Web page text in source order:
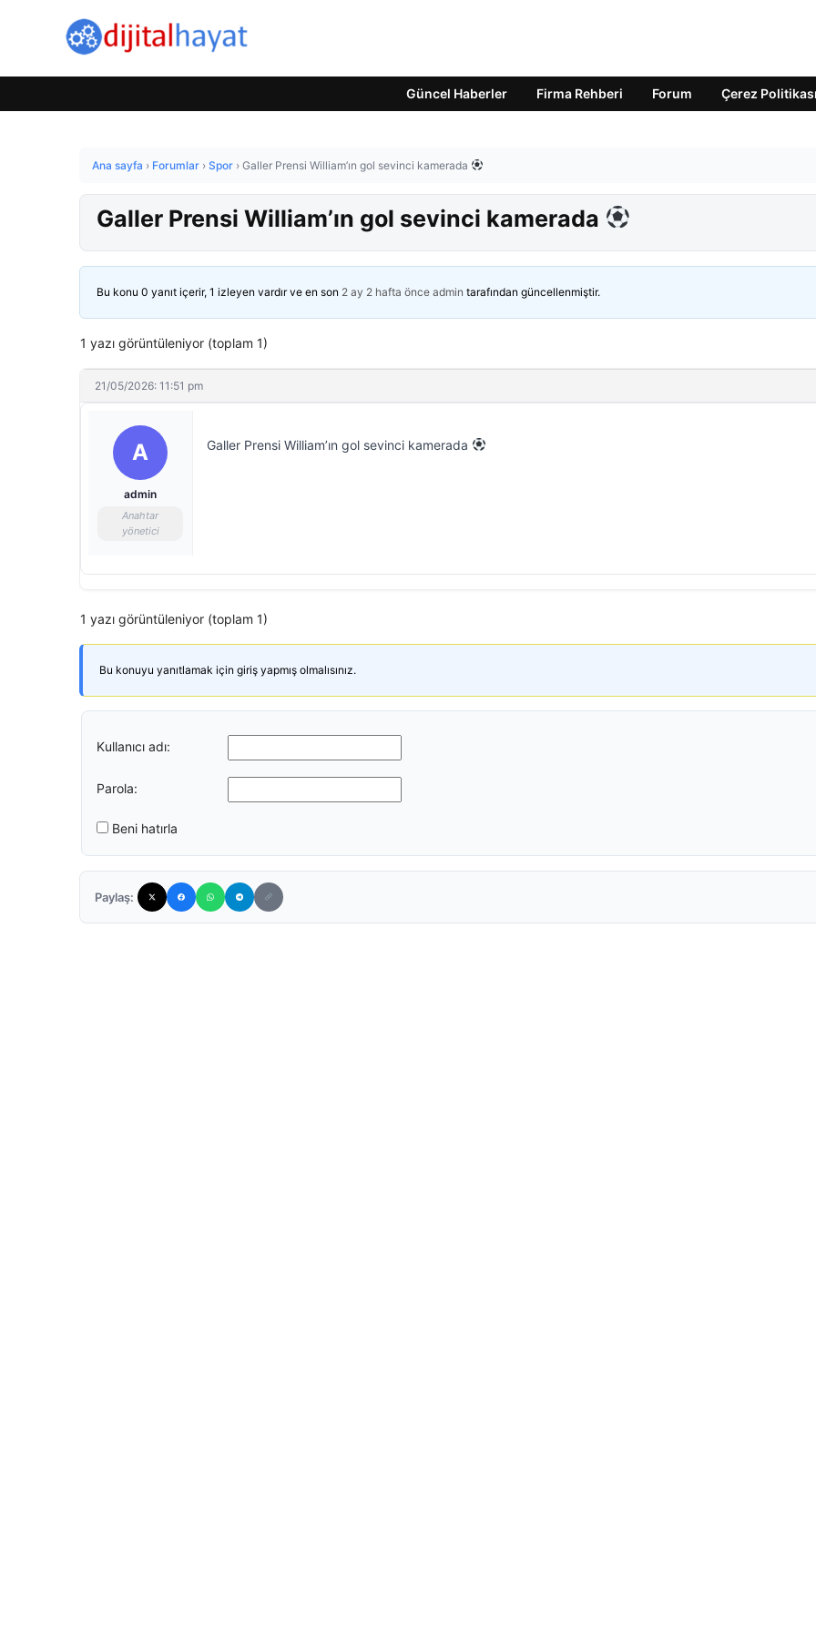
Güncel Haberler Firma Rehberi Forum Çerez Politikası
Ana sayfa › Forumlar › Spor › Galler Prensi William’ın gol sevinci kamerada
Galler Prensi William’ın gol sevinci kamerada
Bu konu 0 yanıt içerir, 1 izleyen vardır ve en son 2 ay 2 hafta önce admin tarafından güncellenmiştir.
1 yazı görüntüleniyor (toplam 1)
21/05/2026: 11:51 pm
A
admin
Anahtar
yönetici
Galler Prensi William’ın gol sevinci kamerada
1 yazı görüntüleniyor (toplam 1)
Bu konuyu yanıtlamak için giriş yapmış olmalısınız.
Kullanıcı adı:
Parola:
Beni hatırla
Paylaş: